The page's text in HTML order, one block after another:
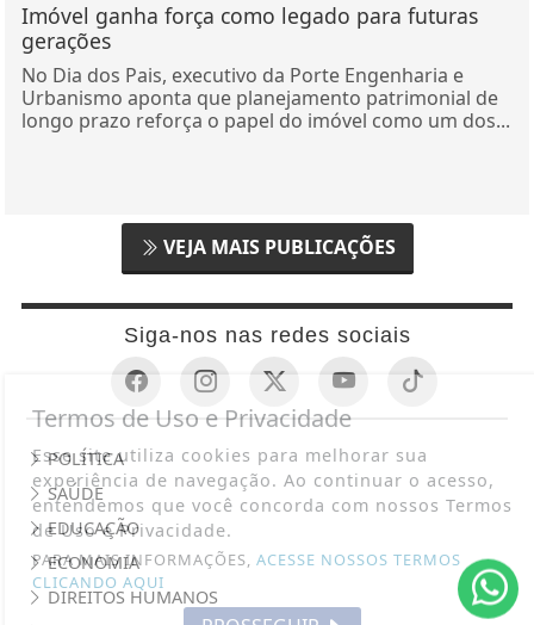
Imóvel ganha força como legado para futuras
gerações
No Dia dos Pais, executivo da Porte Engenharia e
Urbanismo aponta que planejamento patrimonial de
longo prazo reforça o papel do imóvel como um dos...
VEJA MAIS PUBLICAÇÕES
Siga-nos nas redes sociais
POLÍTICA
SAÚDE
EDUCAÇÃO
ECONOMIA
DIREITOS HUMANOS
Termos de Uso e Privacidade
Esse site utiliza cookies para melhorar sua
experiência de navegação. Ao continuar o acesso,
entendemos que você concorda com nossos Termos
de Uso e Privacidade.
PARA MAIS INFORMAÇÕES, ACESSE NOSSOS TERMOS
CLICANDO AQUI